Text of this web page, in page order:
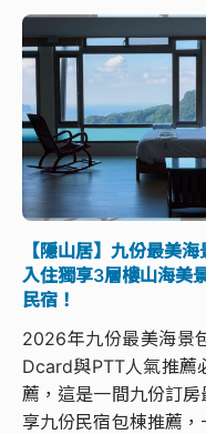
【隱山居】九份最美
入住獨享3層樓山海美
民宿！
2026年九份最美海景
Dcard與PTT人氣推薦
薦，這是一間九份訂
享九份民宿包棟推薦